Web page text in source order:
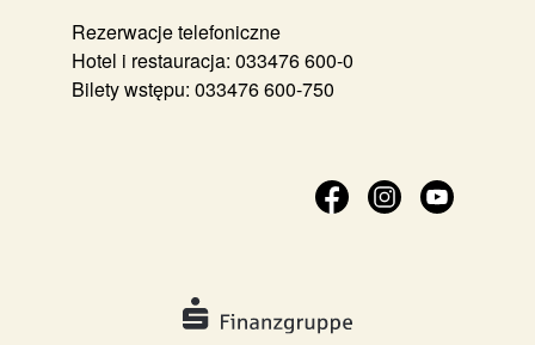
Rezerwacje telefoniczne
Hotel i restauracja: 033476 600-0
Bilety wstępu: 033476 600-750